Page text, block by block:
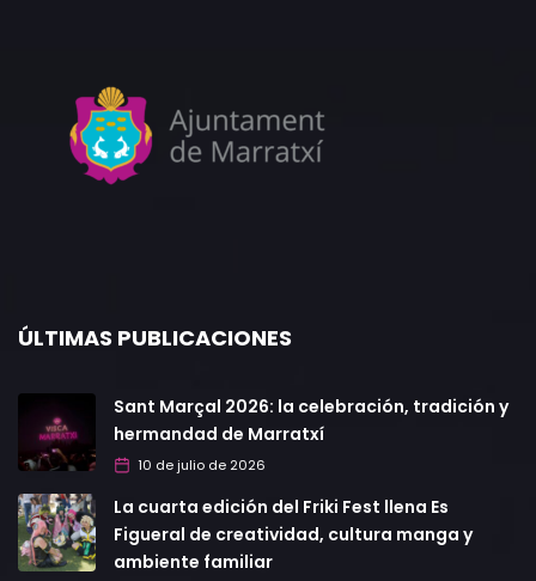
ÚLTIMAS PUBLICACIONES
Sant Marçal 2026: la celebración, tradición y
hermandad de Marratxí
10 de julio de 2026
La cuarta edición del Friki Fest llena Es
Figueral de creatividad, cultura manga y
ambiente familiar